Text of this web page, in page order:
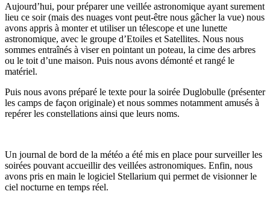
Aujourd’hui, pour préparer une veillée astronomique ayant surement
lieu ce soir (mais des nuages vont peut-être nous gâcher la vue) nous
avons appris à monter et utiliser un télescope et une lunette
astronomique, avec le groupe d’Etoiles et Satellites. Nous nous
sommes entraînés à viser en pointant un poteau, la cime des arbres
ou le toit d’une maison. Puis nous avons démonté et rangé le
matériel.
Puis nous avons préparé le texte pour la soirée Duglobulle (présenter
les camps de façon originale) et nous sommes notamment amusés à
repérer les constellations ainsi que leurs noms.
Un journal de bord de la météo a été mis en place pour surveiller les
soirées pouvant accueillir des veillées astronomiques. Enfin, nous
avons pris en main le logiciel Stellarium qui permet de visionner le
ciel nocturne en temps réel.